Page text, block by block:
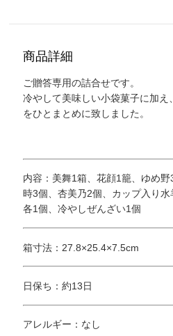
商品詳細
ご贈答専用の詰合せです。
冷やして美味しい小袋菓子に加
をひとまとめに致しました。
内容：美舞1箱、花顔1籠、ゆめ
時3個、杏美乃2個、カップ入り
各1個、冷やしぜんざい1個
箱寸法：27.8×25.4×7.5cm
日保ち：約13日
アレルギー：なし